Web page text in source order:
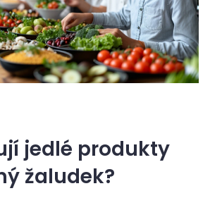
jedlé produkty
žaludek?